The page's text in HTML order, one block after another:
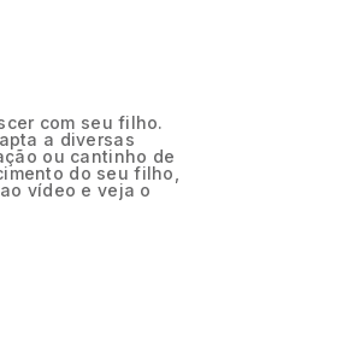
com seu filho.
a diversas
ou cantinho de
do seu filho,
vídeo e veja o